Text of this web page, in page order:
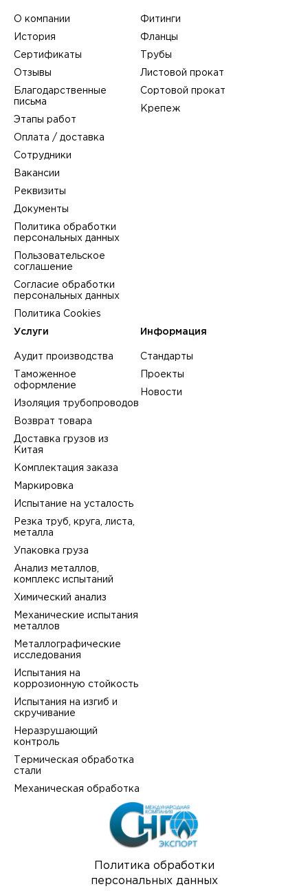
Политика обработки
персональных данных
О компании
История
Сертификаты
Отзывы
Благодарственные
письма
Этапы работ
Оплата / доставка
Сотрудники
Вакансии
Реквизиты
Документы
Политика обработки
персональных данных
Пользовательское
соглашение
Согласие обработки
персональных данных
Политика Cookies
Фитинги
Фланцы
Трубы
Листовой прокат
Сортовой прокат
Крепеж
Услуги
Аудит производства
Таможенное
оформление
Изоляция трубопроводов
Возврат товара
Доставка грузов из
Китая
Комплектация заказа
Маркировка
Испытание на усталость
Резка труб, круга, листа,
металла
Упаковка груза
Анализ металлов,
комплекс испытаний
Химический анализ
Механические испытания
металлов
Металлографические
исследования
Испытания на
коррозионную стойкость
Испытания на изгиб и
скручивание
Неразрушающий
контроль
Термическая обработка
стали
Механическая обработка
Информация
Стандарты
Проекты
Новости